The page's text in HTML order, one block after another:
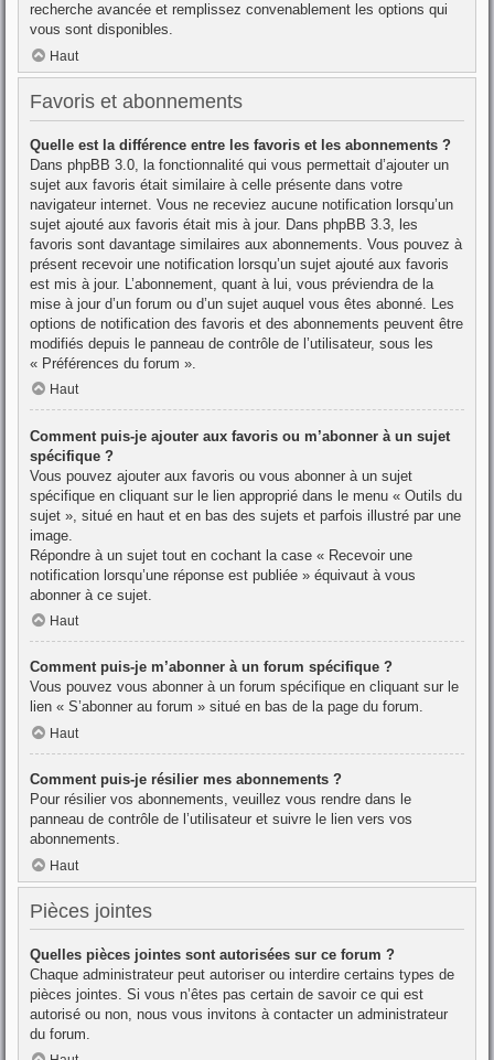
recherche avancée et remplissez convenablement les options qui
vous sont disponibles.
Haut
Favoris et abonnements
Quelle est la différence entre les favoris et les abonnements ?
Dans phpBB 3.0, la fonctionnalité qui vous permettait d’ajouter un
sujet aux favoris était similaire à celle présente dans votre
navigateur internet. Vous ne receviez aucune notification lorsqu’un
sujet ajouté aux favoris était mis à jour. Dans phpBB 3.3, les
favoris sont davantage similaires aux abonnements. Vous pouvez à
présent recevoir une notification lorsqu’un sujet ajouté aux favoris
est mis à jour. L’abonnement, quant à lui, vous préviendra de la
mise à jour d’un forum ou d’un sujet auquel vous êtes abonné. Les
options de notification des favoris et des abonnements peuvent être
modifiés depuis le panneau de contrôle de l’utilisateur, sous les
« Préférences du forum ».
Haut
Comment puis-je ajouter aux favoris ou m’abonner à un sujet
spécifique ?
Vous pouvez ajouter aux favoris ou vous abonner à un sujet
spécifique en cliquant sur le lien approprié dans le menu « Outils du
sujet », situé en haut et en bas des sujets et parfois illustré par une
image.
Répondre à un sujet tout en cochant la case « Recevoir une
notification lorsqu’une réponse est publiée » équivaut à vous
abonner à ce sujet.
Haut
Comment puis-je m’abonner à un forum spécifique ?
Vous pouvez vous abonner à un forum spécifique en cliquant sur le
lien « S’abonner au forum » situé en bas de la page du forum.
Haut
Comment puis-je résilier mes abonnements ?
Pour résilier vos abonnements, veuillez vous rendre dans le
panneau de contrôle de l’utilisateur et suivre le lien vers vos
abonnements.
Haut
Pièces jointes
Quelles pièces jointes sont autorisées sur ce forum ?
Chaque administrateur peut autoriser ou interdire certains types de
pièces jointes. Si vous n’êtes pas certain de savoir ce qui est
autorisé ou non, nous vous invitons à contacter un administrateur
du forum.